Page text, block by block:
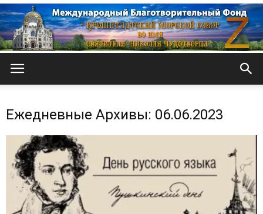
Ежедневные Архивы: 06.06.2023